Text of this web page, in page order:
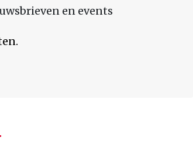
en events